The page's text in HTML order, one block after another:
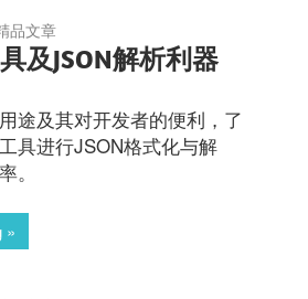
品文章
及JSON解析利器
途及其对开发者的便利，了
具进行JSON格式化与解
。